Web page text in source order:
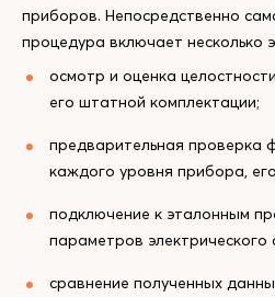
приборов. Непосредственно
процедура включает несколько
осмотр и оценка
его штатной комплектации;
предварительная проверка
каждого уровня прибора,
подключение к эталонным
параметров электрического
сравнение полученных